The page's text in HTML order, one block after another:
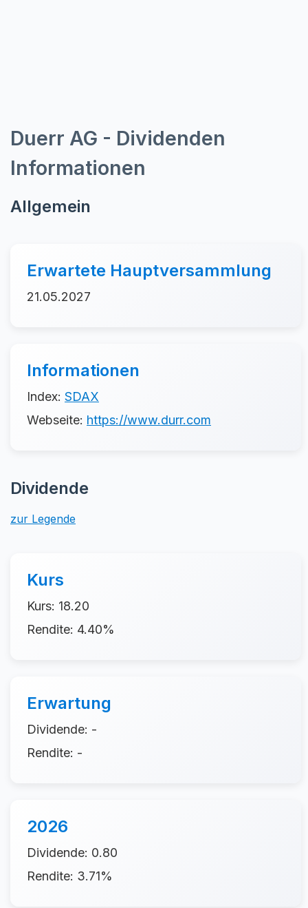
Duerr AG - Dividenden
Informationen
Allgemein
Erwartete Hauptversammlung
21.05.2027
Informationen
Index: SDAX
Webseite: https://www.durr.com
Dividende
zur Legende
Kurs
Kurs: 18.20
Rendite: 4.40%
Erwartung
Dividende: -
Rendite: -
2026
Dividende: 0.80
Rendite: 3.71%